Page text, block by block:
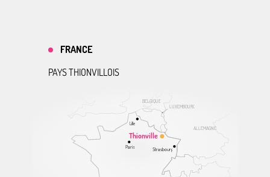
ALLEMAGNE
BELGIQUE
LUXEMBOURG
Thionville
Lille
Paris Strasbourg
FRANCE
PAYS THIONVILLOIS